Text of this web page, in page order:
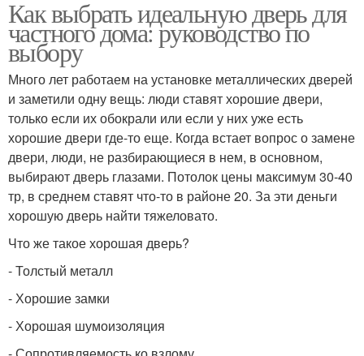
Как выбрать идеальную дверь для
частного дома: руководство по
выбору
Много лет работаем на установке металлических дверей
и заметили одну вещь: люди ставят хорошие двери,
только если их обокрали или если у них уже есть
хорошие двери где-то еще. Когда встает вопрос о замене
двери, люди, не разбирающиеся в нем, в основном,
выбирают дверь глазами. Потолок цены максимум 30-40
тр, в среднем ставят что-то в районе 20. За эти деньги
хорошую дверь найти тяжеловато.
Что же такое хорошая дверь?
- Толстый металл
- Хорошие замки
- Хорошая шумоизоляция